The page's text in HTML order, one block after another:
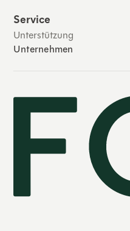
Service
Unterstützung
Unternehmen